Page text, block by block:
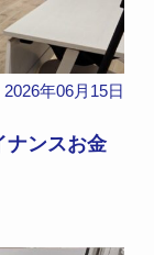
2026年06月15日
ナンスお金